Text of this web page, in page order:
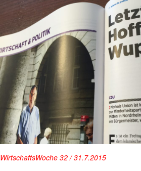
WirtschaftsWoche 32 / 31.7.2015